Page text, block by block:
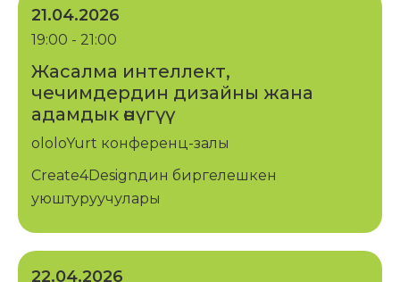
21.04.2026
19:00 - 21:00
Жасалма интеллект,
чечимдердин дизайны жана
адамдык өнүгүү
ololoYurt конференц-залы
Create4Designдин биргелешкен
уюштуруучулары
22.04.2026